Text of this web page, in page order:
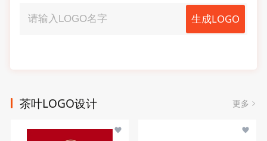
生成LOGO
茶叶LOGO设计 更多